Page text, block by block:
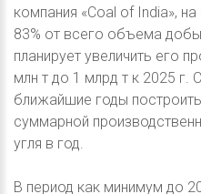
компания «Coal of India»,
83% от всего объема
планирует увеличить его
млн т до 1 млрд т к 2025 г.
ближайшие годы
суммарной
угля в год.
В период как минимум до